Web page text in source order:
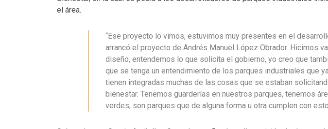
el área.
“Ese proyecto lo vimos, estuvimos muy presentes en el
arrancó el proyecto de Andrés Manuel López Obrador. Hicimos
diseño, entendemos lo que solicita el gobierno, yo creo que
que se tenga un entendimiento de los parques industriales que
tienen integradas muchas de las cosas que se estaban
bienestar. Tenemos guarderías en nuestros parques, tenemos
verdes, son parques que de alguna forma u otra cumplen con